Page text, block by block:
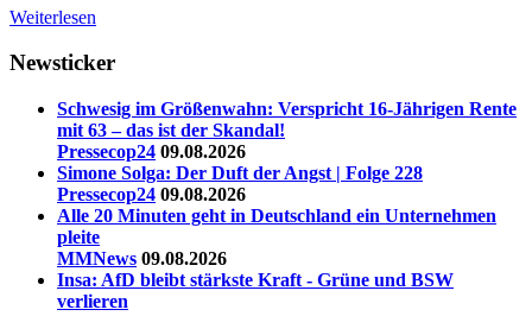
Weiterlesen
Newsticker
Schwesig im Größenwahn: Verspricht 16-Jährigen Rente
mit 63 – das ist der Skandal!
Pressecop24 09.08.2026
Simone Solga: Der Duft der Angst | Folge 228
Pressecop24 09.08.2026
Alle 20 Minuten geht in Deutschland ein Unternehmen
pleite
MMNews 09.08.2026
Insa: AfD bleibt stärkste Kraft - Grüne und BSW
verlieren